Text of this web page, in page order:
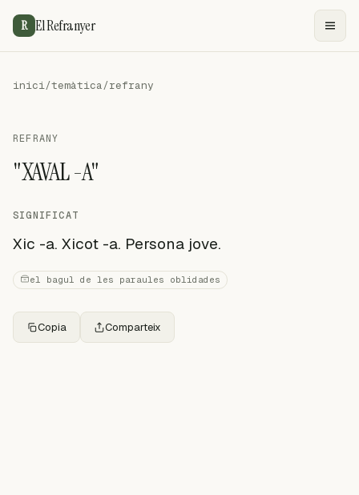
R El Refranyer
inici/temàtica/refrany
REFRANY
"XAVAL -A"
SIGNIFICAT
Xic -a. Xicot -a. Persona jove.
el bagul de les paraules oblidades
Copia Comparteix